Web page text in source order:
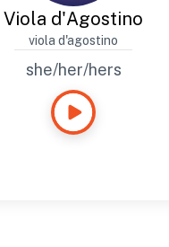
Viola d'Agostino
viola d'agostino
she/her/hers